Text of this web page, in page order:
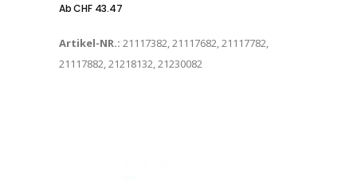
AbCHF43.47
Artikel-NR.: 21117382, 21117682, 21117782,
21117882, 21218132, 21230082